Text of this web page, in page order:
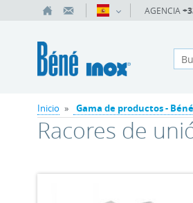
AGENCIA
Inicio » Gama de productos -
Racores de